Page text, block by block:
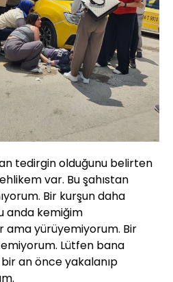
tedirgin olduğunu belirten
var. Bu şahıstan
Bir kurşun daha
anda kemiğim
ama yürüyemiyorum. Bir
Lütfen bana
bir an önce yakalanıp